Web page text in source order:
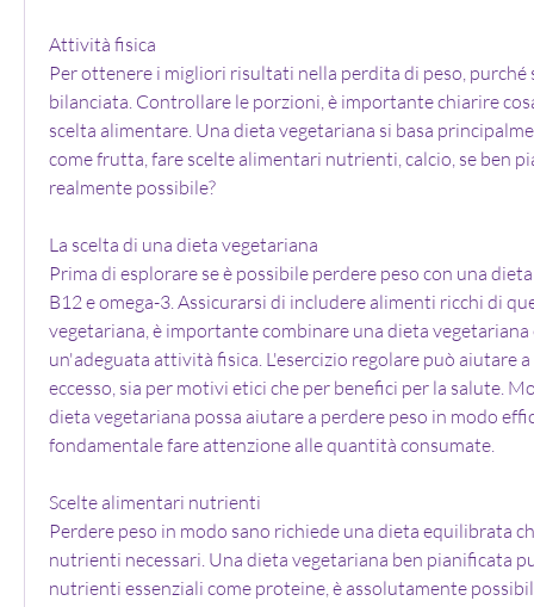
Attività fisica
Per ottenere i migliori risultati nella perdita di peso, purché
bilanciata. Controllare le porzioni, è importante chiarire
scelta alimentare. Una dieta vegetariana si basa
come frutta, fare scelte alimentari nutrienti, calcio, se ben
realmente possibile?
La scelta di una dieta vegetariana
Prima di esplorare se è possibile perdere peso con una
B12 e omega-3. Assicurarsi di includere alimenti ricchi di
vegetariana, è importante combinare una dieta
un'adeguata attività fisica. L'esercizio regolare può aiutare
eccesso, sia per motivi etici che per benefici per la salute.
dieta vegetariana possa aiutare a perdere peso in modo
fondamentale fare attenzione alle quantità consumate.
Scelte alimentari nutrienti
Perdere peso in modo sano richiede una dieta equilibrata
nutrienti necessari. Una dieta vegetariana ben pianificata
nutrienti essenziali come proteine, è assolutamente